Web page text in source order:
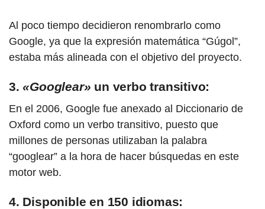
Al poco tiempo decidieron renombrarlo como
Google, ya que la expresión matemática “Gúgol”,
estaba más alineada con el objetivo del proyecto.
3.«Googlear» un verbo transitivo:
En el 2006, Google fue anexado al Diccionario de
Oxford como un verbo transitivo, puesto que
millones de personas utilizaban la palabra
“googlear” a la hora de hacer búsquedas en este
motor web.
4. Disponible en 150 idiomas: